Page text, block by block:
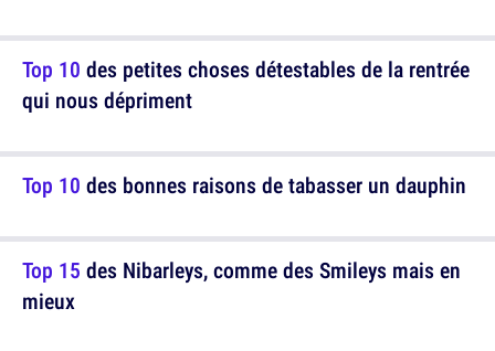
Top 10 des bonnes raisons de tabasser un dauphin
Top 10 des petites choses détestables de la rentrée
qui nous dépriment
Top 15 des Nibarleys, comme des Smileys mais en
mieux